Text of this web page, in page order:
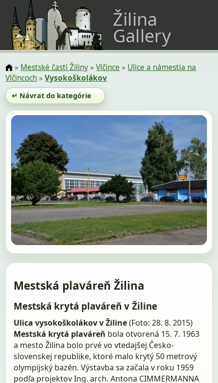
Žilina
Gallery
» Mestské časti Žiliny»Vlčince » Ulice a námestia na
Vlčincoch»Vysokoškolákov
↵ Návrat do kategórie
Mestská plaváreň Žilina
Mestská krytá plaváreň v Žiline
Ulica vysokoškolákov v Žiline(Foto: 28. 8. 2015)
Mestská krytá plaváreň bola otvorená 15. 7. 1963
a mesto Žilina bolo prvé vo vtedajšej Česko-
slovenskej republike, ktoré malo krytý 50 metrový
olympijský bazén. Výstavba sa začala v roku 1959
podľa projektov Ing. arch. Antona CIMMERMANNA